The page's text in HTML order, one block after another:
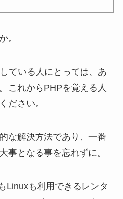
。
ている人にとっては、あ
これからPHPを覚える人
ださい。
な解決方法であり、一番
事となる事を忘れずに。
Linuxも利用できるレンタ